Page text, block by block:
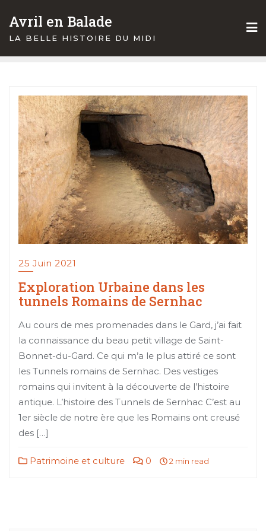
content
Avril en Balade
LA BELLE HISTOIRE DU MIDI
25 Juin 2021
Exploration Urbaine dans les
tunnels Romains de Sernhac
Au cours de mes promenades dans le Gard, j’ai fait
la connaissance du beau petit village de Saint-
Bonnet-du-Gard. Ce qui m’a le plus attiré ce sont
les Tunnels romains de Sernhac. Des vestiges
romains qui invitent à la découverte de l’histoire
antique. L’histoire des Tunnels de Sernhac C’est au
1er siècle de notre ère que les Romains ont creusé
des […]
Patrimoine et culture 0 2 min read